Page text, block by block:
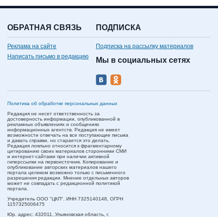
ОБРАТНАЯ СВЯЗЬ
Реклама на сайте
Написать письмо в редакцию
ПОДПИСКА
Подписка на рассылку материалов
Мы в социальных сетях
Политика об обработке персональных данных
Редакция не несет ответственность за
достоверность информации, опубликованной в
рекламных объявлениях и сообщениях
информационных агентств. Редакция не имеет
возможности отвечать на все поступающие письма
и давать справки, но старается это делать.
Редакция лояльно относится к фрагментарному
цитированию своих материалов сторонними СМИ
и интернет-сайтами при наличии активной
гиперссылки на первоисточник. Копирование и
опубликование авторских материалов нашего
портала целиком возможно только с письменного
разрешения редакции. Мнение отдельных авторов
может не совпадать с редакционной политикой
портала.
Учредитель ООО "ЦКП". ИНН 7325140148, ОГРН
1157325006475
Юр. адрес: 432011, Ульяновская область, г.